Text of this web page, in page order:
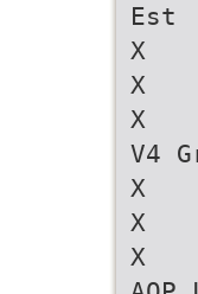
Est
X
X
X
V4
X
X
X